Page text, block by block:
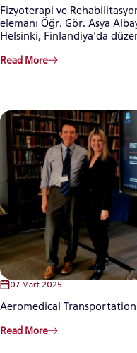
Fizyoterapi ve
elemanı Öğr. Gör. Asya
Helsinki, Finlandiya'da
Read More
07 Mart 2025
Aeromedical Transportation
Read More